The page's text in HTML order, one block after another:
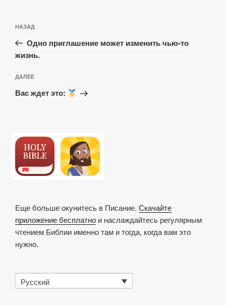
по
записям
Предыдущая
запись:
НАЗАД
Одно приглашение может изменить чью-то
жизнь.
Следующая
запись
ДАЛЕЕ
Вас ждет это:
Еще больше окунитесь в Писание. Скачайте
приложение бесплатно и наслаждайтесь регулярным
чтением Библии именно там и тогда, когда вам это
нужно.
Русский